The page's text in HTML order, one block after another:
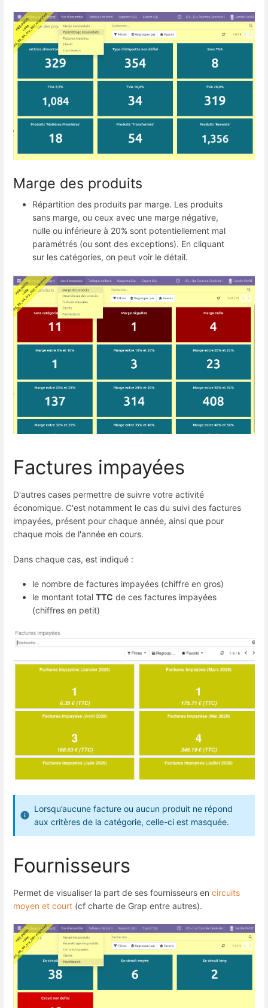
Marge des produits
Répartition des produits par marge. Les produits
sans marge, ou ceux avec une marge négative,
nulle ou inférieure à 20% sont potentiellement mal
paramétrés (ou sont des exceptions). En cliquant
sur les catégories, on peut voir le détail.
Factures impayées
D'autres cases permettre de suivre votre activité
économique. C'est notamment le cas du suivi des factures
impayées, présent pour chaque année, ainsi que pour
chaque mois de l'année en cours.
Dans chaque cas, est indiqué :
le nombre de factures impayées (chiffre en gros)
le montant total TTC de ces factures impayées
(chiffres en petit)
Lorsqu’aucune facture ou aucun produit ne répond
aux critères de la catégorie, celle-ci est masquée.
Fournisseurs
Permet de visualiser la part de ses fournisseurs en circuits
moyen et court (cf charte de Grap entre autres).